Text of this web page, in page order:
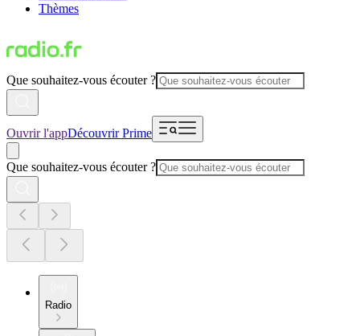
Thèmes
Que souhaitez-vous écouter ?
Ouvrir l'appDécouvrir Prime
Que souhaitez-vous écouter ?
Radio